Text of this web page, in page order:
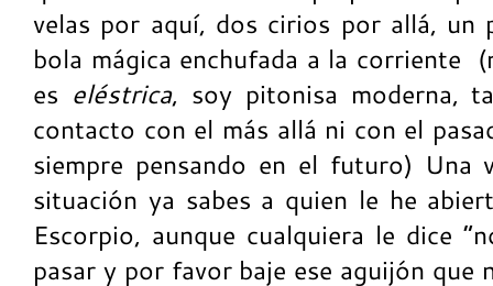
velas por aquí, dos cirios por allá, un
bola mágica enchufada a la corriente
es eléstrica, soy pitonisa moderna,
contacto con el más allá ni con el
siempre pensando en el futuro) Una
situación ya sabes a quien le he
Escorpio, aunque cualquiera le dice
pasar y por favor baje ese aguijón que